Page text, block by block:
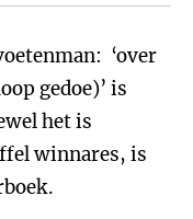
‘over
gedoe)’ is
het is
winnares, is